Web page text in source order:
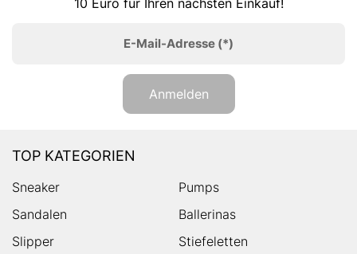
10 Euro für Ihren nächsten Einkauf!
E-Mail-Adresse (*)
Anmelden
TOP KATEGORIEN
Sneaker
Pumps
Sandalen
Ballerinas
Slipper
Stiefeletten